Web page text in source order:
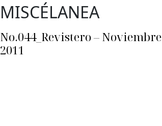
MISCÉLANEA
No.044_Revistero – Noviembre
2011